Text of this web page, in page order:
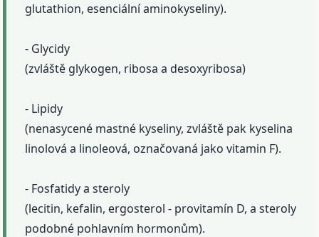
glutathion, esenciální aminokyseliny).
- Glycidy
(zvláště glykogen, ribosa a desoxyribosa)
- Lipidy
(nenasycené mastné kyseliny, zvláště pak kyselina
linolová a linoleová, označovaná jako vitamin F).
- Fosfatidy a steroly
(lecitin, kefalin, ergosterol - provitamín D, a steroly
podobné pohlavním hormonům).